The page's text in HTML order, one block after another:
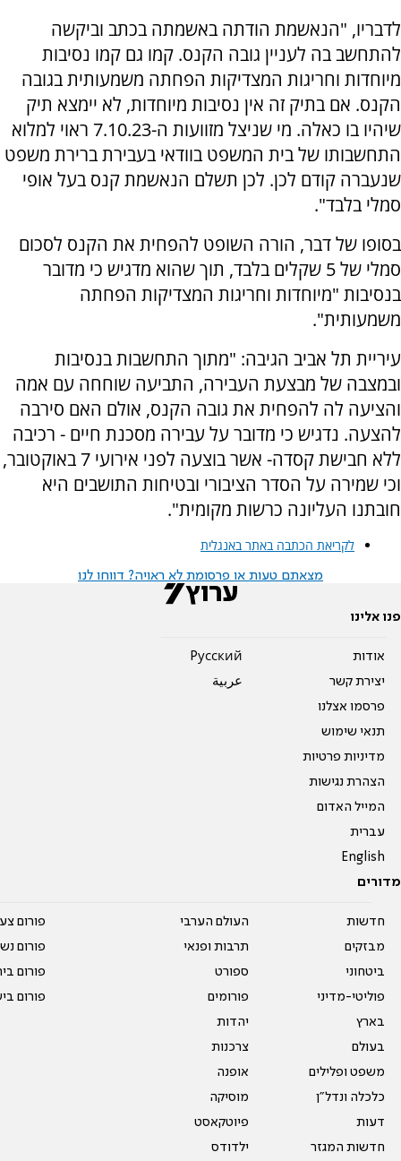
לדבריו, "הנאשמת הודתה באשמתה בכתב וביקשה
להתחשב בה לעניין גובה הקנס. קמו גם קמו נסיבות
מיוחדות וחריגות המצדיקות הפחתה משמעותית בגובה
הקנס. אם בתיק זה אין נסיבות מיוחדות, לא יימצא תיק
שיהיו בו כאלה. מי שניצל מזוועות ה-7.10.23 ראוי למלוא
התחשבותו של בית המשפט בוודאי בעבירת ברירת משפט
שנעברה קודם לכן. לכן תשלם הנאשמת קנס בעל אופי
סמלי בלבד".
בסופו של דבר, הורה השופט להפחית את הקנס לסכום
סמלי של 5 שקלים בלבד, תוך שהוא מדגיש כי מדובר
בנסיבות "מיוחדות וחריגות המצדיקות הפחתה
משמעותית".
עיריית תל אביב הגיבה: "מתוך התחשבות בנסיבות
ובמצבה של מבצעת העבירה, התביעה שוחחה עם אמה
והציעה לה להפחית את גובה הקנס, אולם האם סירבה
להצעה. נדגיש כי מדובר על עבירה מסכנת חיים - רכיבה
ללא חבישת קסדה- אשר בוצעה לפני אירועי 7 באוקטובר,
וכי שמירה על הסדר הציבורי ובטיחות התושבים היא
חובתנו העליונה כרשות מקומית".
לקריאת הכתבה באתר באנגלית
מצאתם טעות או פרסומת לא ראויה? דווחו לנו
פנו אלינו
אודות
יצירת קשר
פרסמו אצלנו
תנאי שימוש
מדיניות פרטיות
הצהרת נגישות
המייל האדום
עברית
English
Pусский
عربية
מדורים
חדשות
מבזקים
ביטחוני
פוליטי-מדיני
בארץ
בעולם
משפט ופלילים
כלכלה ונדל"ן
דעות
חדשות המגזר
העולם הערבי
תרבות ופנאי
ספורט
פורומים
יהדות
צרכנות
אופנה
מוסיקה
פיוטקאסט
ילדודס
פורום
פורום
פורום
פורום